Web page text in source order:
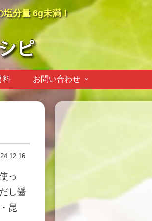
塩分量 6g未満！
料 お問い合わせ
っ
し醤
昆